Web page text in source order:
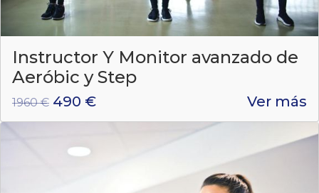
Instructor Y Monitor avanzado de
Aeróbic y Step
1960 € 490 € Ver más